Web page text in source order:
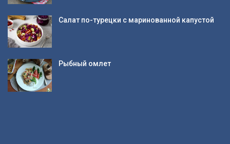
Салат по-турецки с маринованной капустой
Рыбный омлет